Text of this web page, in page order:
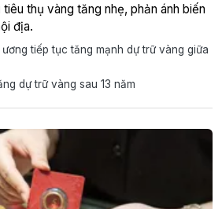
thụ vàng tăng nhẹ, phản ánh biến
địa.
tiếp tục tăng mạnh dự trữ vàng giữa
dự trữ vàng sau 13 năm